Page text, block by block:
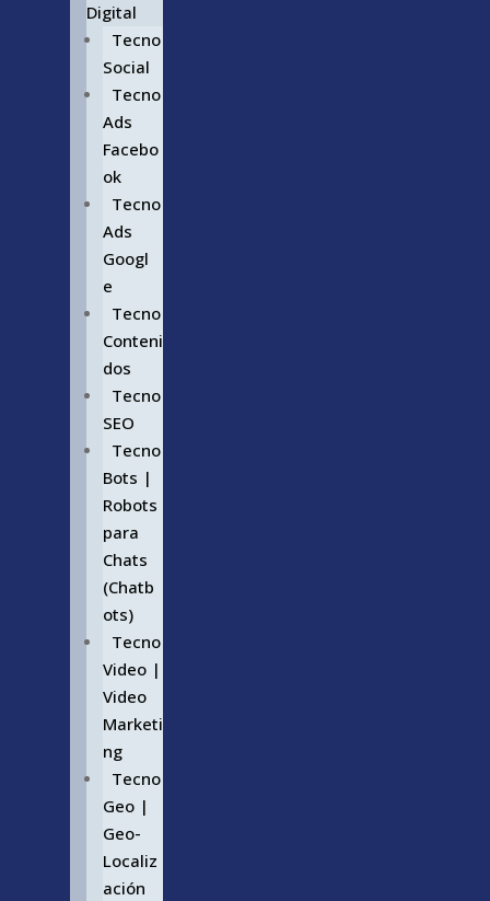
Digital
Tecno
Social
Tecno
Ads
Facebo
ok
Tecno
Ads
Googl
e
Tecno
Conteni
dos
Tecno
SEO
Tecno
Bots |
Robots
para
Chats
(Chatb
ots)
Tecno
Video |
Video
Marketi
ng
Tecno
Geo |
Geo-
Localiz
ación